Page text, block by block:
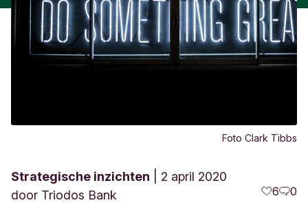
Foto Clark Tibbs
Strategische inzichten
2 april 2020
door Triodos Bank 6 0